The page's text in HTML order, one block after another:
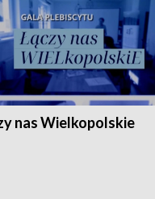
nas Wielkopolskie